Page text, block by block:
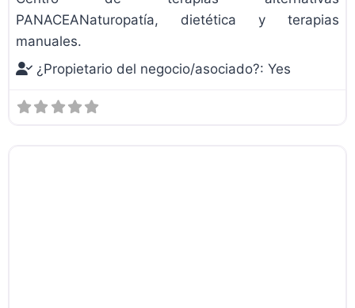
PANACEANaturopatía, dietética y terapias
manuales.
¿Propietario del negocio/asociado?:Yes